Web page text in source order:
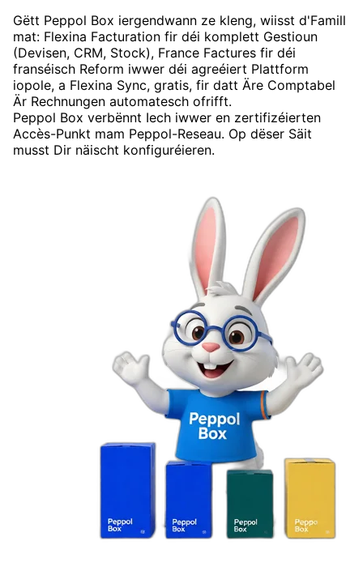
Gëtt Peppol Box iergendwann ze kleng, wiisst d'Famill
mat: Flexina Facturation fir déi komplett Gestioun
(Devisen, CRM, Stock), France Factures fir déi
franséisch Reform iwwer déi agreéiert Plattform
iopole, a Flexina Sync, gratis, fir datt Äre Comptabel
Är Rechnungen automatesch ofrifft.
Peppol Box verbënnt Iech iwwer en zertifizéierten
Accès-Punkt mam Peppol-Reseau. Op dëser Säit
musst Dir näischt konfiguréieren.